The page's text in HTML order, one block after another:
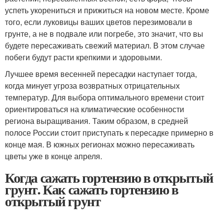
успеть укорениться и прижиться на новом месте. Кроме
того, если луковицы ваших цветов перезимовали в
грунте, а не в подвале или погребе, это значит, что вы
будете пересаживать свежий материал. В этом случае
побеги будут расти крепкими и здоровыми.
Лучшее время весенней пересадки наступает тогда,
когда минует угроза возвратных отрицательных
температур. Для выбора оптимального времени стоит
ориентироваться на климатические особенности
региона выращивания. Таким образом, в средней
полосе России стоит приступать к пересадке примерно в
конце мая. В южных регионах можно пересаживать
цветы уже в конце апреля.
Когда сажать гортензию в открытый
грунт. Как сажать гортензию в
открытый грунт